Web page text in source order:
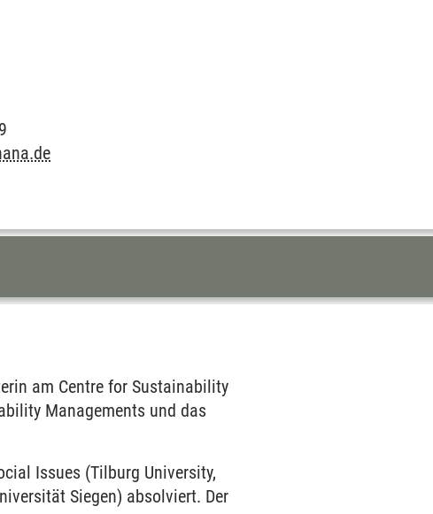
am Centre for Sustainability
Managements und das
Issues (Tilburg University,
Siegen) absolviert. Der